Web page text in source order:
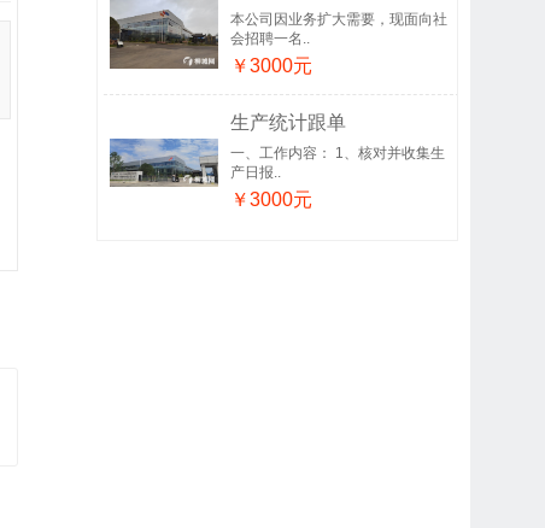
本公司因业务扩大需要，现面向社
会招聘一名..
￥3000元
生产统计跟单
一、工作内容： 1、核对并收集生
产日报..
￥3000元